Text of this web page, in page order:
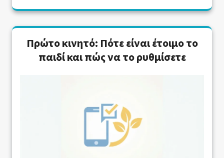
Πρώτο κινητό: Πότε είναι έτοιμο το
παιδί και πώς να το ρυθμίσετε